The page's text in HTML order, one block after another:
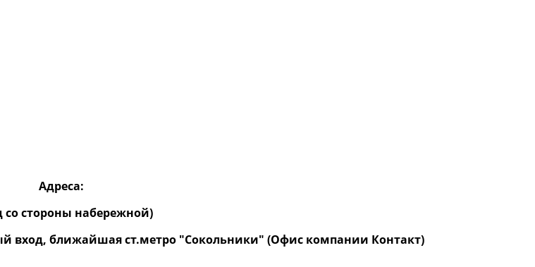
Адреса:
со стороны набережной)
вход, ближайшая ст.метро "Сокольники" (Офис компании Контакт)